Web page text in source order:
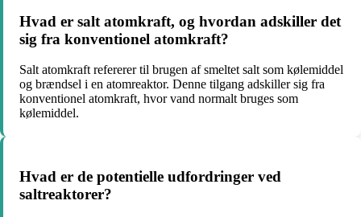
Hvad er salt atomkraft, og hvordan adskiller det
sig fra konventionel atomkraft?
Salt atomkraft refererer til brugen af smeltet salt som kølemiddel
og brændsel i en atomreaktor. Denne tilgang adskiller sig fra
konventionel atomkraft, hvor vand normalt bruges som
kølemiddel.
Hvad er de potentielle udfordringer ved
saltreaktorer?